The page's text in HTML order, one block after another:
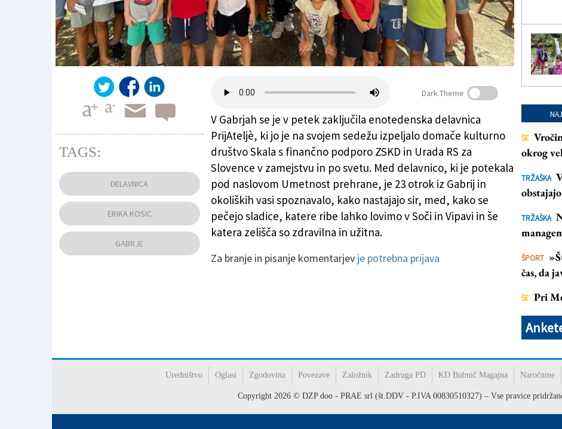
Otroci so med drugim spoznali skrivnosti sirarstva (FOTO SKALA)
Dark Theme
V Gabrjah se je v petek zaključila enotedenska delavnica
PrijAteljè, ki jo je na svojem sedežu izpeljalo domače kulturno
društvo Skala s finančno podporo ZSKD in Urada RS za
Slovence v zamejstvu in po svetu. Med delavnico, ki je potekala
pod naslovom Umetnost prehrane, je 23 otrok iz Gabrij in
okoliških vasi spoznavalo, kako nastajajo sir, med, kako se
pečejo sladice, katere ribe lahko lovimo v Soči in Vipavi in še
katera zelišča so zdravilna in užitna.
Za branje in pisanje komentarjev je potrebna prijava
TAGS:
DELAVNICA
ERIKA KOSIC
GABRJE
ŠE
okrog
TRŽAŠKA
TRŽAŠKA
ŠPORT
čas, da
ŠE Pri
Uredništvo Oglasi Zgodovina Povezave Založnik Zadruga PD KD Bubnič Magajna Naročnine
Copyright2026 © DZP doo - PRAE srl (št.DDV - P.IVA 00830510327) – Vse pravice